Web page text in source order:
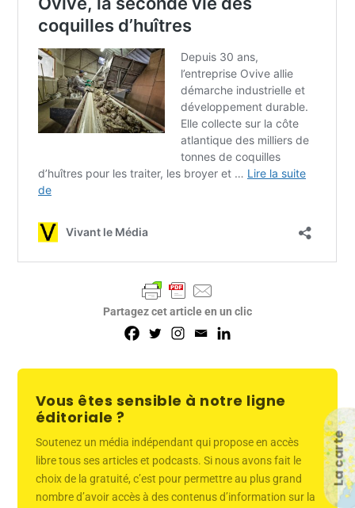
La carte
Partagez cet article en un clic
Vous êtes sensible à notre ligne
éditoriale ?
Soutenez un média indépendant qui propose en accès
libre tous ses articles et podcasts. Si nous avons fait le
choix de la gratuité, c’est pour permettre au plus grand
nombre d’avoir accès à des contenus d’information sur la